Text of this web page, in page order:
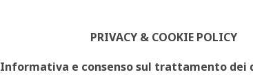
PRIVACY & COOKIE POLICY
Informativa e consenso sul trattamento dei